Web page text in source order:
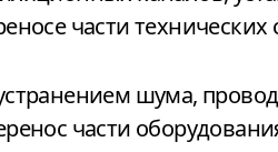
части технических
шума,
части